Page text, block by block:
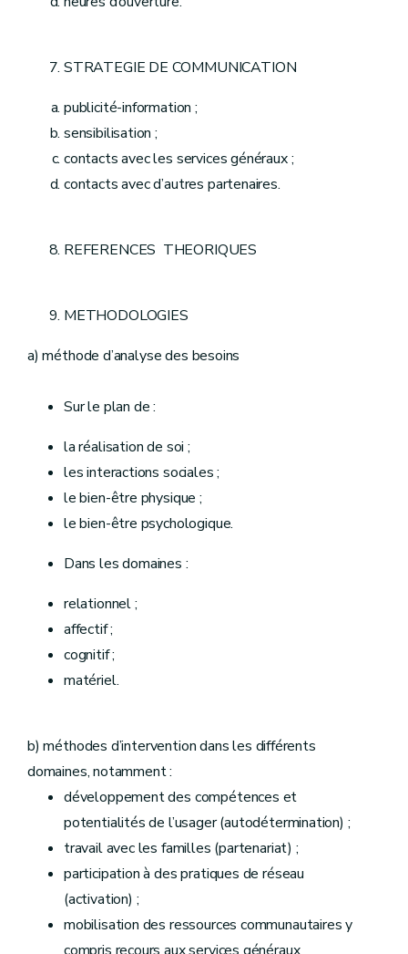
STRATEGIE DE COMMUNICATION
publicité-information ;
sensibilisation ;
contacts avec les services généraux ;
contacts avec d’autres partenaires.
REFERENCES THEORIQUES
METHODOLOGIES
a) méthode d’analyse des besoins
Sur le plan de :
la réalisation de soi ;
les interactions sociales ;
le bien-être physique ;
le bien-être psychologique.
Dans les domaines :
relationnel ;
affectif ;
cognitif ;
matériel.
b) méthodes d’intervention dans les différents
domaines, notamment :
développement des compétences et
potentialités de l’usager (autodétermination) ;
travail avec les familles (partenariat) ;
participation à des pratiques de réseau
(activation) ;
mobilisation des ressources communautaires y